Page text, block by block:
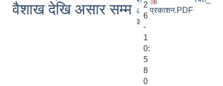
वैशाख देखि असार सम्म ८
३
2
6
-
1
0:
5
8
प्रकाशन.PDF
0